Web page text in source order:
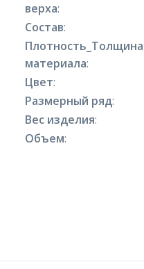
верха:
Состав:
Плотность_Толщина
материала:
Цвет:
Размерный ряд:
Вес изделия:
Объем: